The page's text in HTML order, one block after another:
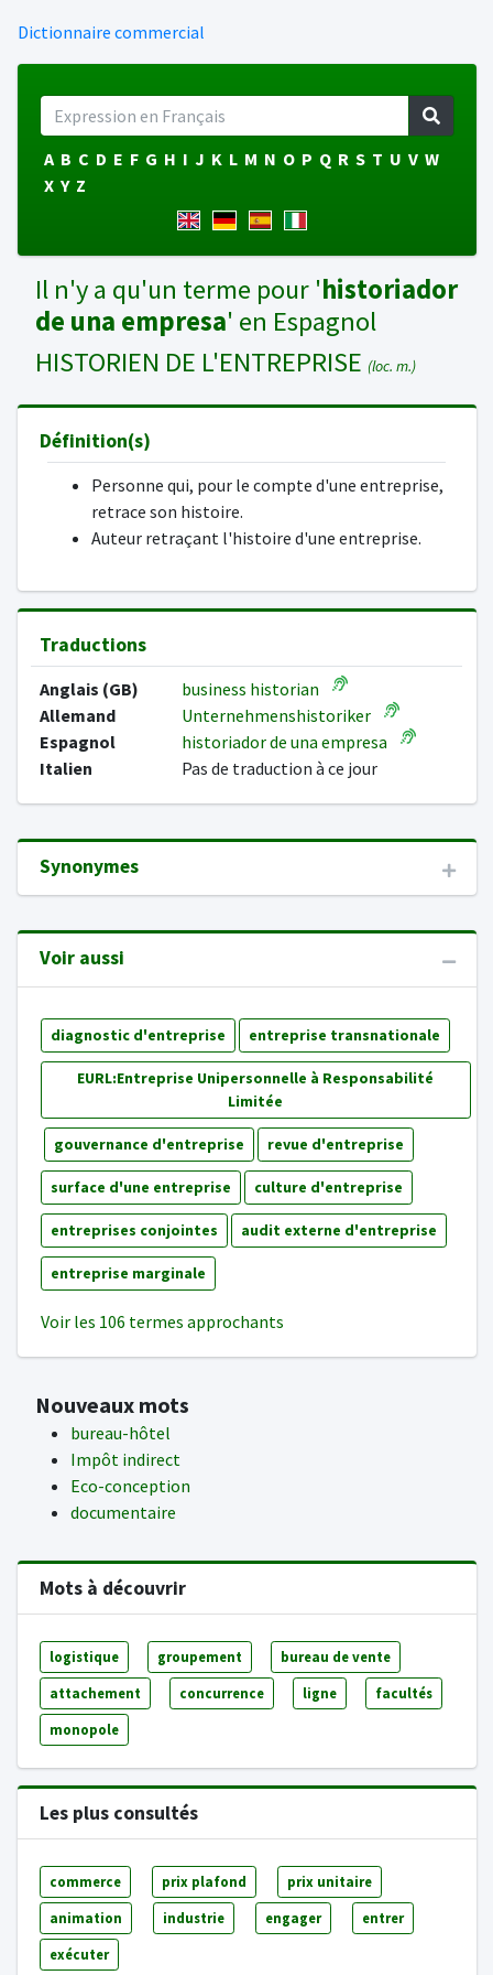
Dictionnaire commercial
A B C D E F G H I J K L M N O P Q R S T U V W
X Y Z
Il n'y a qu'un terme pour 'historiador
de una empresa' en Espagnol
HISTORIEN DE L'ENTREPRISE (loc. m.)
Définition(s)
Personne qui, pour le compte d'une entreprise,
retrace son histoire.
Auteur retraçant l'histoire d'une entreprise.
Traductions
Anglais (GB)
business historian
Allemand
Unternehmenshistoriker
Espagnol
historiador de una empresa
Italien
Pas de traduction à ce jour
Synonymes
Voir aussi
diagnostic d'entreprise entreprise transnationale
EURL:Entreprise Unipersonnelle à Responsabilité
Limitée
gouvernance d'entreprise revue d'entreprise
surface d'une entreprise culture d'entreprise
entreprises conjointes audit externe d'entreprise
entreprise marginale
Voir les 106 termes approchants
Nouveaux mots
bureau-hôtel
Impôt indirect
Eco-conception
documentaire
Mots à découvrir
logistique groupement bureau de vente
attachement concurrence ligne facultés
monopole
Les plus consultés
commerce prix plafond prix unitaire
animation industrie engager entrer
exécuter